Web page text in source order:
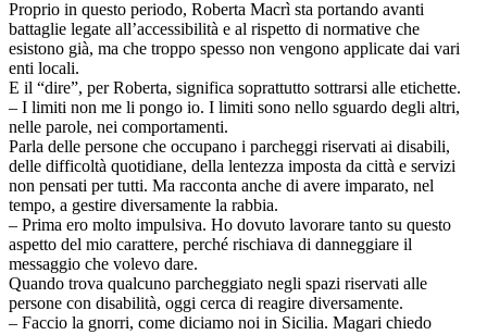
Proprio in questo periodo, Roberta Macrì sta portando avanti
battaglie legate all’accessibilità e al rispetto di normative che
esistono già, ma che troppo spesso non vengono applicate dai vari
enti locali.
E il “dire”, per Roberta, significa soprattutto sottrarsi alle etichette.
– I limiti non me li pongo io. I limiti sono nello sguardo degli altri,
nelle parole, nei comportamenti.
Parla delle persone che occupano i parcheggi riservati ai disabili,
delle difficoltà quotidiane, della lentezza imposta da città e servizi
non pensati per tutti. Ma racconta anche di avere imparato, nel
tempo, a gestire diversamente la rabbia.
– Prima ero molto impulsiva. Ho dovuto lavorare tanto su questo
aspetto del mio carattere, perché rischiava di danneggiare il
messaggio che volevo dare.
Quando trova qualcuno parcheggiato negli spazi riservati alle
persone con disabilità, oggi cerca di reagire diversamente.
– Faccio la gnorri, come diciamo noi in Sicilia. Magari chiedo